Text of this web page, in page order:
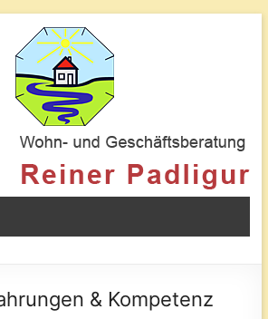
& Kompetenz